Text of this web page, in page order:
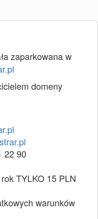
zaparkowana w
domeny
22 90
TYLKO 15 PLN
warunków